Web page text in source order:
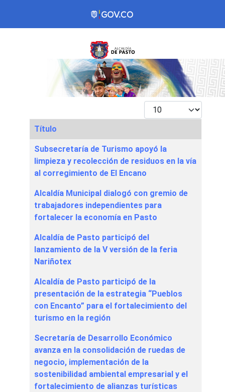
Mostrar #
Articles
Título
Subsecretaría de Turismo apoyó la
limpieza y recolección de residuos en la vía
al corregimiento de El Encano
Alcaldía Municipal dialogó con gremio de
trabajadores independientes para
fortalecer la economía en Pasto
Alcaldía de Pasto participó del
lanzamiento de la V versión de la feria
Nariñotex
Alcaldía de Pasto participó de la
presentación de la estrategia “Pueblos
con Encanto” para el fortalecimiento del
turismo en la región
Secretaría de Desarrollo Económico
avanza en la consolidación de ruedas de
negocio, implementación de la
sostenibilidad ambiental empresarial y el
fortalecimiento de alianzas turísticas